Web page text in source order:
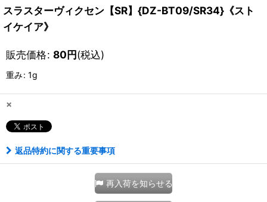
スラスターヴィクセン【SR】{DZ-BT09/SR34}《スト
イケイア》
販売価格: 80円(税込)
重み: 1g
×
返品特約に関する重要事項
再入荷を知らせる